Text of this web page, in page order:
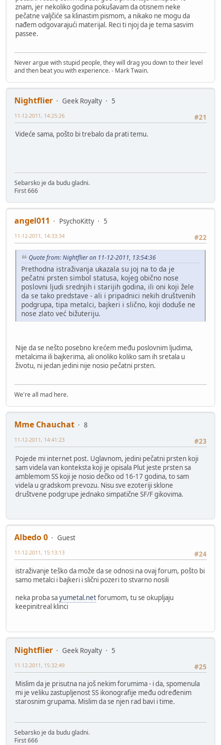
znam, jer nekoliko godina pokušavam da otisnem neke
pečatne valjčiće sa klinastim pismom, a nikako ne mogu da
nađem odgovarajući materijal. Reci ti njoj da je tema sasvim
passee.
Never argue with stupid people, they will drag you down to their level
and then beat you with experience. - Mark Twain.
Nightflier Geek Royalty
5
#21
11-12-2011, 14:25:26
Videće sama, pošto bi trebalo da prati temu.
Sebarsko je da budu gladni.
First 666
angel011 PsychoKitty
5
#22
11-12-2011, 14:33:34
Quote from: Nightflier on 11-12-2011, 13:54:36
Prethodna istraživanja ukazala su joj na to da je
pečatni prsten simbol statusa, kojeg obično nose
poslovni ljudi srednjih i starijih godina, ili oni koji žele
da se tako predstave - ali i pripadnici nekih društvenih
podgrupa, tipa metalci, bajkeri i slično, koji doduše ne
nose zlato već bižuteriju.
Nije da se nešto posebno krećem među poslovnim ljudima,
metalcima ili bajkerima, ali onoliko koliko sam ih sretala u
životu, ni jedan jedini nije nosio pečatni prsten.
We're all mad here.
Mme Chauchat
8
#23
11-12-2011, 14:41:23
Pojede mi internet post. Uglavnom, jedini pečatni prsten koji
sam videla van konteksta koji je opisala Plut jeste prsten sa
amblemom SS koji je nosio dečko od 16-17 godina, to sam
videla u gradskom prevozu. Nisu sve ezoteriji sklone
društvene podgrupe jednako simpatične SF/F gikovima.
Albedo 0
Guest
#24
11-12-2011, 15:13:13
istraživanje teško da može da se odnosi na ovaj forum, pošto bi
samo metalci i bajkeri i slični pozeri to stvarno nosili
neka proba sayumetal.netforumom, tu se okupljaju
keepinitreal klinci
Nightflier Geek Royalty
5
#25
11-12-2011, 15:32:49
Mislim da je prisutna na još nekim forumima - i da, spomenula
mi je veliku zastupljenost SS ikonografije među određenim
starosnim grupama. Mislim da se njen rad bavi i time.
Sebarsko je da budu gladni.
First 666